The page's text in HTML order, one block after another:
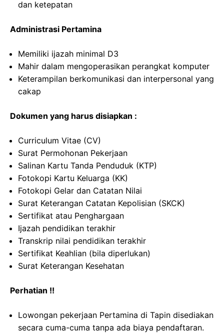
dan ketepatan
Administrasi Pertamina
Memiliki ijazah minimal D3
Mahir dalam mengoperasikan perangkat komputer
Keterampilan berkomunikasi dan interpersonal yang
cakap
Dokumen yang harus disiapkan :
Curriculum Vitae (CV)
Surat Permohonan Pekerjaan
Salinan Kartu Tanda Penduduk (KTP)
Fotokopi Kartu Keluarga (KK)
Fotokopi Gelar dan Catatan Nilai
Surat Keterangan Catatan Kepolisian (SKCK)
Sertifikat atau Penghargaan
Ijazah pendidikan terakhir
Transkrip nilai pendidikan terakhir
Sertifikat Keahlian (bila diperlukan)
Surat Keterangan Kesehatan
Perhatian !!
Lowongan pekerjaan Pertamina di Tapin disediakan
secara cuma-cuma tanpa ada biaya pendaftaran.